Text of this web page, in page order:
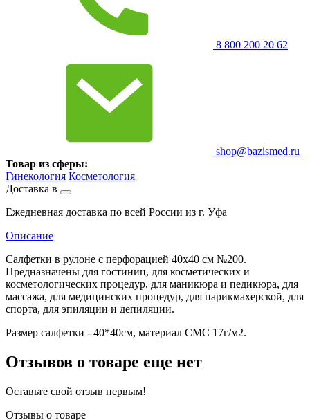
8 800 200 20 62
shop@bazismed.ru
Товар из сферы:
Гинекология Косметология
Доставка в
Ежедневная доставка по всей России из г. Уфа
Описание
Салфетки в рулоне с перфорацией 40х40 см №200.
Предназначены для гостиниц, для косметических и
косметологических процедур, для маникюра и педикюра, для
массажа, для медицинских процедур, для парикмахерской, для
спорта, для эпиляции и депиляции.
Размер салфетки - 40*40см, материал СМС 17г/м2.
Отзывов о товаре еще нет
Оставьте свой отзыв первым!
Отзывы о товаре